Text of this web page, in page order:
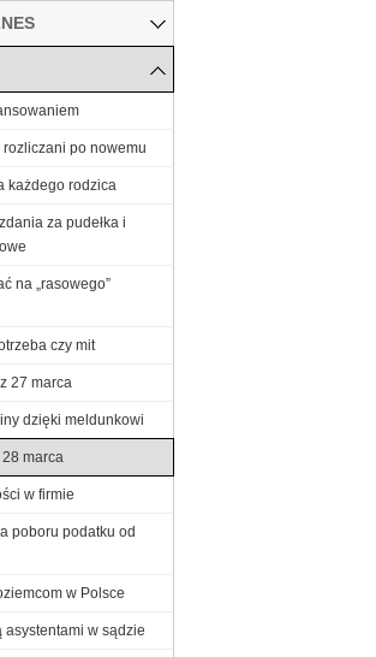
po nowemu
każdego rodzica
za pudełka i
na „rasowego”
czy mit
27 marca
dzięki meldunkowi
marca
w firmie
poboru podatku od
w Polsce
asystentami w sądzie